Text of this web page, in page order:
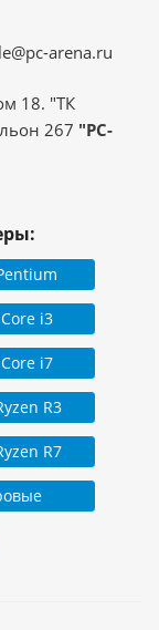
arena.ru
18. "ТК
267 "PC-
i3
i7
R3
R7